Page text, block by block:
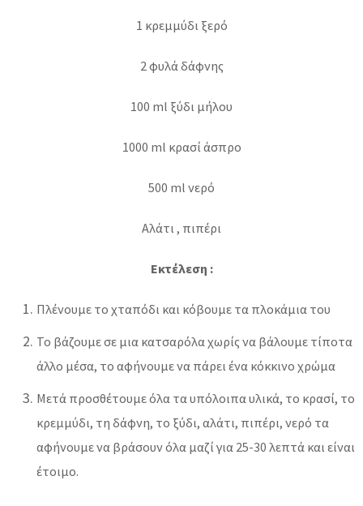
1 κρεμμύδι ξερό
2 φυλά δάφνης
100 ml ξύδι μήλου
1000 ml κρασί άσπρο
500 ml νερό
Αλάτι , πιπέρι
Εκτέλεση :
Πλένουμε το χταπόδι και κόβουμε τα πλοκάμια του
Το βάζουμε σε μια κατσαρόλα χωρίς να βάλουμε τίποτα
άλλο μέσα, το αφήνουμε να πάρει ένα κόκκινο χρώμα
Μετά προσθέτουμε όλα τα υπόλοιπα υλικά, το κρασί, το
κρεμμύδι, τη δάφνη, το ξύδι, αλάτι, πιπέρι, νερό τα
αφήνουμε να βράσουν όλα μαζί για 25-30 λεπτά και είναι
έτοιμο.